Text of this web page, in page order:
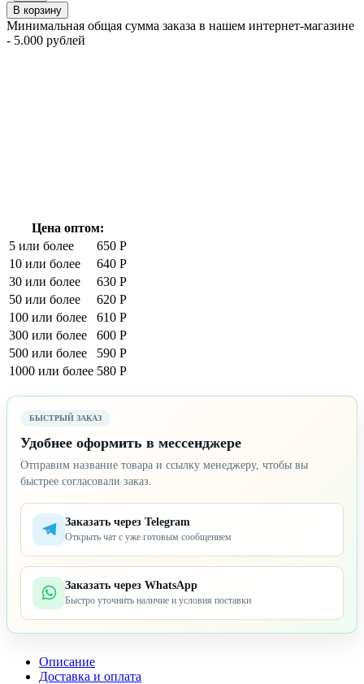
В корзину
Минимальная общая сумма заказа в нашем интернет-магазине
- 5.000 рублей
Цена оптом:
5 или более
650 Р
10 или более
640 Р
30 или более
630 Р
50 или более
620 Р
100 или более
610 Р
300 или более
600 Р
500 или более
590 Р
1000 или более 580 Р
БЫСТРЫЙ ЗАКАЗ
Удобнее оформить в мессенджере
Отправим название товара и ссылку менеджеру, чтобы вы
быстрее согласовали заказ.
Заказать через Telegram
Открыть чат с уже готовым сообщением
Заказать через WhatsApp
Быстро уточнить наличие и условия поставки
Описание
Доставка и оплата